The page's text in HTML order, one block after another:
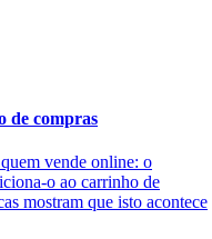
de compras
vende online: o
o ao carrinho de
mostram que isto acontece